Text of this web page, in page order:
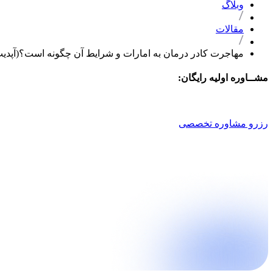
وبلاگ
مقالات
مهاجرت کادر درمان به امارات و شرایط آن چگونه است؟(آپدیت
مشــاوره اولیه رایگان:
رزرو مشاوره تخصصی